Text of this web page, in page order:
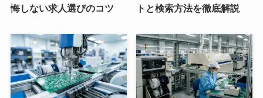
悔しない求人選びのコツ
トと検索方法を徹底解説